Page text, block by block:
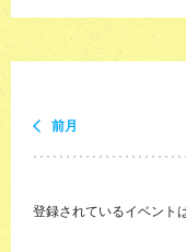
前月
登録されているイベント